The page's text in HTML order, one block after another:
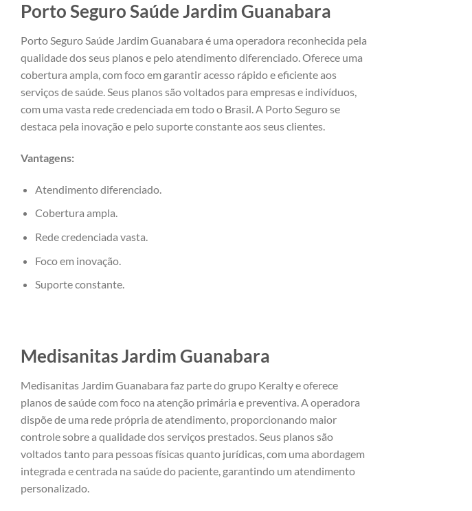
Porto Seguro Saúde Jardim Guanabara
Porto Seguro Saúde Jardim Guanabara é uma operadora reconhecida pela
qualidade dos seus planos e pelo atendimento diferenciado. Oferece uma
cobertura ampla, com foco em garantir acesso rápido e eficiente aos
serviços de saúde. Seus planos são voltados para empresas e indivíduos,
com uma vasta rede credenciada em todo o Brasil. A Porto Seguro se
destaca pela inovação e pelo suporte constante aos seus clientes.
Vantagens:
Atendimento diferenciado.
Cobertura ampla.
Rede credenciada vasta.
Foco em inovação.
Suporte constante.
MedisanitasJardim Guanabara
Medisanitas Jardim Guanabara faz parte do grupo Keralty e oferece
planos de saúde com foco na atenção primária e preventiva. A operadora
dispõe de uma rede própria de atendimento, proporcionando maior
controle sobre a qualidade dos serviços prestados. Seus planos são
voltados tanto para pessoas físicas quanto jurídicas, com uma abordagem
integrada e centrada na saúde do paciente, garantindo um atendimento
personalizado.